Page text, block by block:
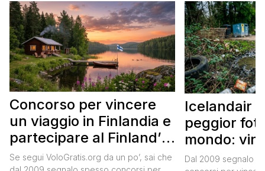
Concorso per vincere
un viaggio in Finlandia e
partecipare al Finland’s
Official Tasting
Se segui VoloGratis.org da un po’, sai che
Icelandair
peggior
mondo:
in Islanda
Dal 2009 segnalo